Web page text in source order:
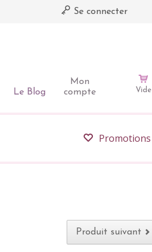
Se connecter
Mon
compte
Le Blog Vide
Promotions
Produit suivant